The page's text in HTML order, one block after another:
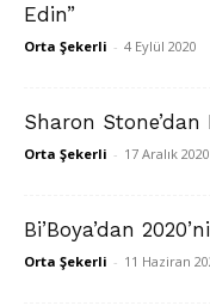
Edin”
Orta Şekerli - 4 Eylül 2020
Sharon Stone’dan
Orta Şekerli - 17 Aralık 2020
Bi’Boya’dan
Orta Şekerli - 11 Haziran